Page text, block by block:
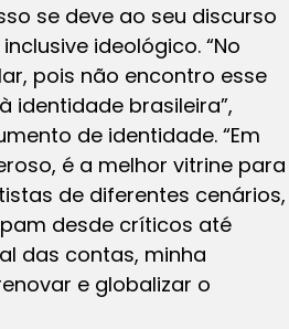
se deve ao seu discurso
ideológico. “No
pois não encontro esse
identidade brasileira”,
de identidade. “Em
é a melhor vitrine para
de diferentes cenários,
desde críticos até
das contas, minha
e globalizar o